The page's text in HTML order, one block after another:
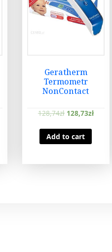
Geratherm
Termometr
NonContact
128,74zł 128,73zł
Add to cart